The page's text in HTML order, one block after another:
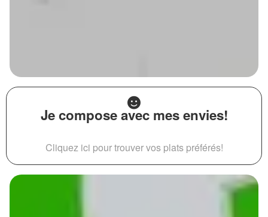
Je compose avec mes envies!
Cliquez ici pour trouver vos plats préférés!